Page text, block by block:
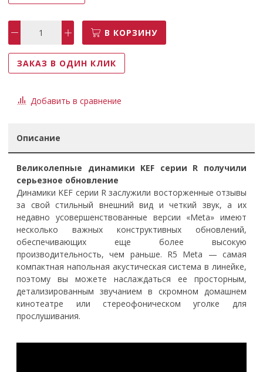
В КОРЗИНУ
ЗАКАЗ В ОДИН КЛИК
Добавить в сравнение
Описание
Великолепные динамики KEF серии R получили
серьезное обновление
Динамики KEF серии R заслужили восторженные отзывы
за свой стильный внешний вид и четкий звук, а их
недавно усовершенствованные версии «Meta» имеют
несколько важных конструктивных обновлений,
обеспечивающих еще более высокую
производительность, чем раньше. R5 Meta — самая
компактная напольная акустическая система в линейке,
поэтому вы можете наслаждаться ее просторным,
детализированным звучанием в скромном домашнем
кинотеатре или стереофоническом уголке для
прослушивания.